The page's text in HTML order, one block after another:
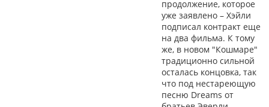
продолжение, которое
уже заявлено – Хэйли
подписал контракт еще
на два фильма. К тому
же, в новом "Кошмаре"
традиционно сильной
осталась концовка, так
что под нестареющую
песню Dreams от